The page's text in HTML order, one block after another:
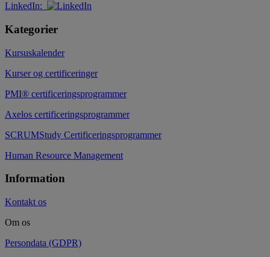
LinkedIn:
Kategorier
Kursuskalender
Kurser og certificeringer
PMI® certificeringsprogrammer
Axelos certificeringsprogrammer
SCRUMStudy Certificeringsprogrammer
Human Resource Management
Information
Kontakt os
Om os
Persondata (GDPR)